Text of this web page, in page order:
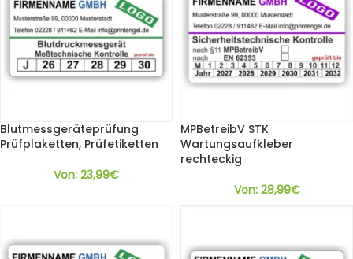
Blutmessgeräteprüfung
Prüfplaketten, Prüfetiketten
Von: 23,99€
MPBetreibV STK
Wartungsaufkleber
rechteckig
Von: 28,99€